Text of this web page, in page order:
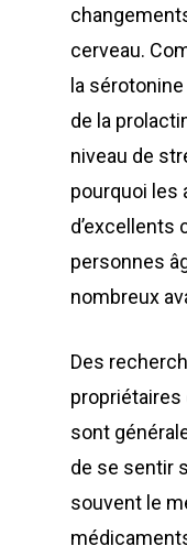
cerveau.
la
de la
niveau de
pourquoi les
d’excellents
personnes
nombreux
Des
propriétaires
sont
de se sentir
souvent le